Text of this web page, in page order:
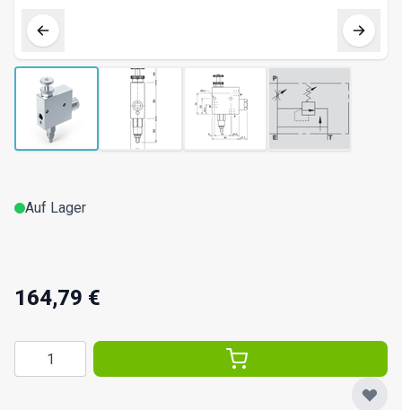
Auf Lager
164,79 €
Menge